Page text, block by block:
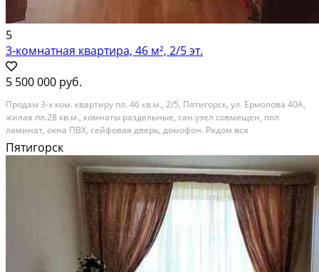
5
3-комнатная квартира, 46 м², 2/5 эт.
5 500 000 руб.
Продам 3-х ком. квартиру пл. 46 кв.м., 2/5, Пятигорск, ул. Ермолова 40А,
жилая пл.28 кв.м., комнаты раздельные, сан.узел совмещен, пол
ламинат, окна ПВХ, сейфовая дверь, домофон. Рядом вся
инфраструктура, магазины, транспорт, школа, дет.сад. Цена: 5500000
рублей
Вторичка; Панельный дом; Общая площадь: 46 м²; Площадь кухни: 6 м²;
Жилая площадь: 28 м²
Пятигорск